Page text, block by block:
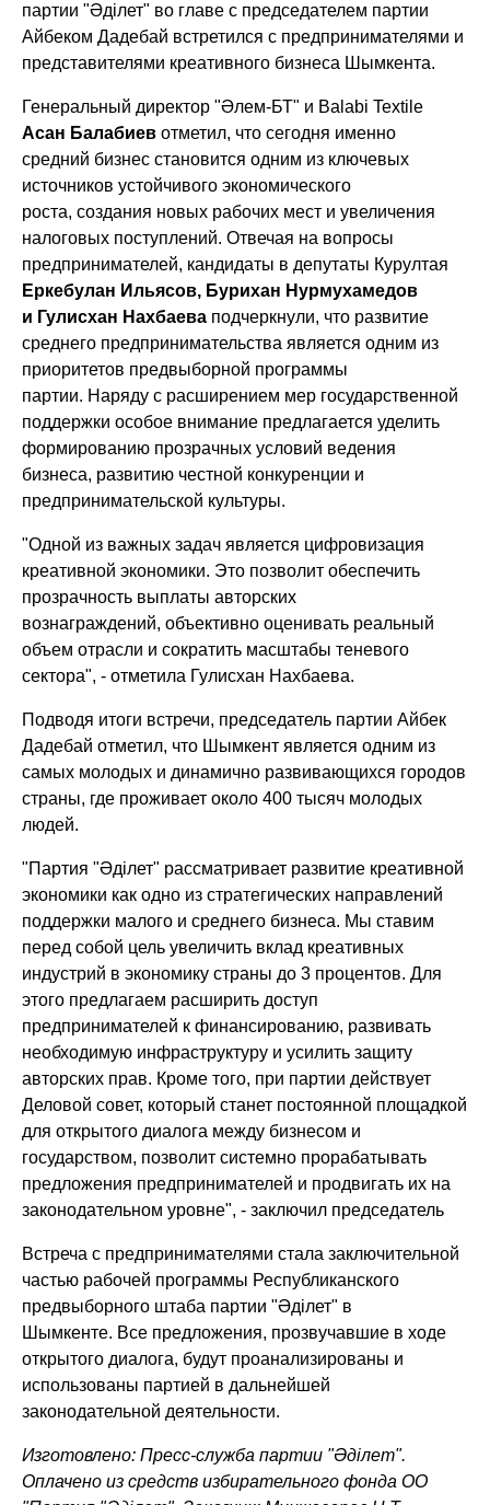
партии "Әділет" во главе с председателем партии
Айбеком Дадебай встретился с предпринимателями и
представителями креативного бизнеса Шымкента.
Генеральный директор "Әлем-БТ" и Balabi Textile
Асан Балабиев отметил, что сегодня именно
средний бизнес становится одним из ключевых
источников устойчивого экономического
роста, создания новых рабочих мест и увеличения
налоговых поступлений. Отвечая на вопросы
предпринимателей, кандидаты в депутаты Курултая
Еркебулан Ильясов, Бурихан Нурмухамедов
и Гулисхан Нахбаева подчеркнули, что развитие
среднего предпринимательства является одним из
приоритетов предвыборной программы
партии. Наряду с расширением мер государственной
поддержки особое внимание предлагается уделить
формированию прозрачных условий ведения
бизнеса, развитию честной конкуренции и
предпринимательской культуры.
"Одной из важных задач является цифровизация
креативной экономики. Это позволит обеспечить
прозрачность выплаты авторских
вознаграждений, объективно оценивать реальный
объем отрасли и сократить масштабы теневого
сектора", - отметила Гулисхан Нахбаева.
Подводя итоги встречи, председатель партии Айбек
Дадебай отметил, что Шымкент является одним из
самых молодых и динамично развивающихся городов
страны, где проживает около 400 тысяч молодых
людей.
"Партия "Әділет" рассматривает развитие креативной
экономики как одно из стратегических направлений
поддержки малого и среднего бизнеса. Мы ставим
перед собой цель увеличить вклад креативных
индустрий в экономику страны до 3 процентов. Для
этого предлагаем расширить доступ
предпринимателей к финансированию, развивать
необходимую инфраструктуру и усилить защиту
авторских прав. Кроме того, при партии действует
Деловой совет, который станет постоянной площадкой
для открытого диалога между бизнесом и
государством, позволит системно прорабатывать
предложения предпринимателей и продвигать их на
законодательном уровне", - заключил председатель
Встреча с предпринимателями стала заключительной
частью рабочей программы Республиканского
предвыборного штаба партии "Әділет" в
Шымкенте. Все предложения, прозвучавшие в ходе
открытого диалога, будут проанализированы и
использованы партией в дальнейшей
законодательной деятельности.
Изготовлено: Пресс-служба партии "Әділет".
Оплачено из средств избирательного фонда ОО